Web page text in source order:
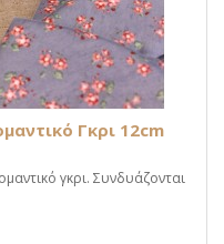
Γκρι 12cm
γκρι. Συνδυάζονται